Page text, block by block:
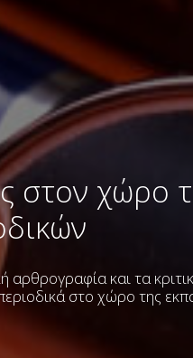
στον χώρο
αρθρογραφία και τα
στο χώρο της